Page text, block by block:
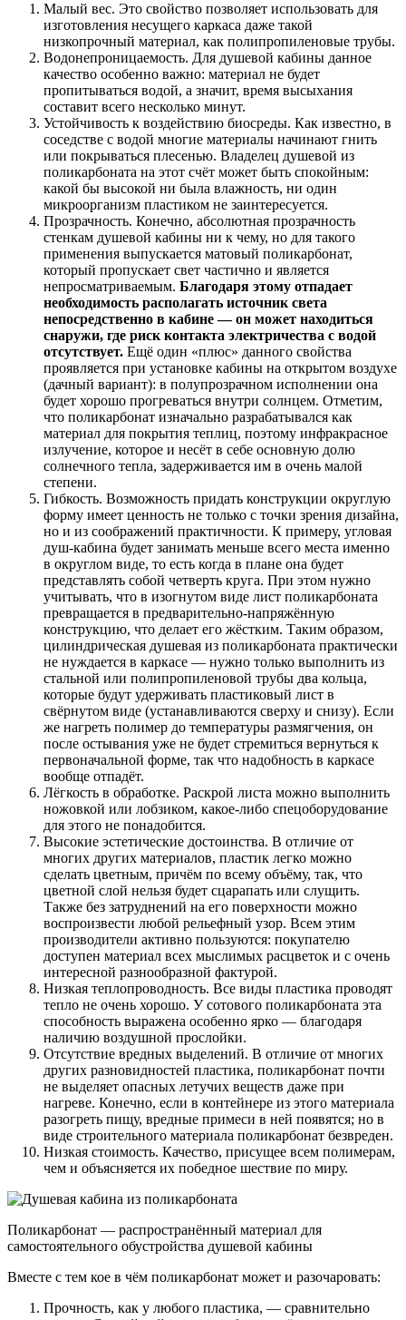
Малый вес. Это свойство позволяет использовать для
изготовления несущего каркаса даже такой
низкопрочный материал, как полипропиленовые трубы.
Водонепроницаемость. Для душевой кабины данное
качество особенно важно: материал не будет
пропитываться водой, а значит, время высыхания
составит всего несколько минут.
Устойчивость к воздействию биосреды. Как известно, в
соседстве с водой многие материалы начинают гнить
или покрываться плесенью. Владелец душевой из
поликарбоната на этот счёт может быть спокойным:
какой бы высокой ни была влажность, ни один
микроорганизм пластиком не заинтересуется.
Прозрачность. Конечно, абсолютная прозрачность
стенкам душевой кабины ни к чему, но для такого
применения выпускается матовый поликарбонат,
который пропускает свет частично и является
непросматриваемым. Благодаря этому отпадает
необходимость располагать источник света
непосредственно в кабине — он может находиться
снаружи, где риск контакта электричества с водой
отсутствует. Ещё один «плюс» данного свойства
проявляется при установке кабины на открытом воздухе
(дачный вариант): в полупрозрачном исполнении она
будет хорошо прогреваться внутри солнцем. Отметим,
что поликарбонат изначально разрабатывался как
материал для покрытия теплиц, поэтому инфракрасное
излучение, которое и несёт в себе основную долю
солнечного тепла, задерживается им в очень малой
степени.
Гибкость. Возможность придать конструкции округлую
форму имеет ценность не только с точки зрения дизайна,
но и из соображений практичности. К примеру, угловая
душ-кабина будет занимать меньше всего места именно
в округлом виде, то есть когда в плане она будет
представлять собой четверть круга. При этом нужно
учитывать, что в изогнутом виде лист поликарбоната
превращается в предварительно-напряжённую
конструкцию, что делает его жёстким. Таким образом,
цилиндрическая душевая из поликарбоната практически
не нуждается в каркасе — нужно только выполнить из
стальной или полипропиленовой трубы два кольца,
которые будут удерживать пластиковый лист в
свёрнутом виде (устанавливаются сверху и снизу). Если
же нагреть полимер до температуры размягчения, он
после остывания уже не будет стремиться вернуться к
первоначальной форме, так что надобность в каркасе
вообще отпадёт.
Лёгкость в обработке. Раскрой листа можно выполнить
ножовкой или лобзиком, какое-либо спецоборудование
для этого не понадобится.
Высокие эстетические достоинства. В отличие от
многих других материалов, пластик легко можно
сделать цветным, причём по всему объёму, так, что
цветной слой нельзя будет сцарапать или слущить.
Также без затруднений на его поверхности можно
воспроизвести любой рельефный узор. Всем этим
производители активно пользуются: покупателю
доступен материал всех мыслимых расцветок и с очень
интересной разнообразной фактурой.
Низкая теплопроводность. Все виды пластика проводят
тепло не очень хорошо. У сотового поликарбоната эта
способность выражена особенно ярко — благодаря
наличию воздушной прослойки.
Отсутствие вредных выделений. В отличие от многих
других разновидностей пластика, поликарбонат почти
не выделяет опасных летучих веществ даже при
нагреве. Конечно, если в контейнере из этого материала
разогреть пищу, вредные примеси в ней появятся; но в
виде строительного материала поликарбонат безвреден.
Низкая стоимость. Качество, присущее всем полимерам,
чем и объясняется их победное шествие по миру.
Поликарбонат — распространённый материал для
самостоятельного обустройства душевой кабины
Вместе с тем кое в чём поликарбонат может и разочаровать:
Прочность, как у любого пластика, — сравнительно